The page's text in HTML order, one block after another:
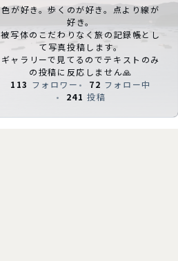
色が好き。歩くのが好き。点より線が
好き。
被写体のこだわりなく旅の記録帳とし
て写真投稿します。
ギャラリーで見てるのでテキストのみ
の投稿に反応しません🙏
113 フォロワー 72 フォロー中
241 投稿